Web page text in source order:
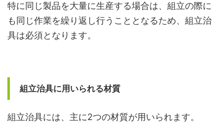
特に同じ製品を大量に生産する場合は、組立の際に
も同じ作業を繰り返し行うこととなるため、組立治
具は必須となります。
組立治具に用いられる材質
組立治具には、主に2つの材質が用いられます。